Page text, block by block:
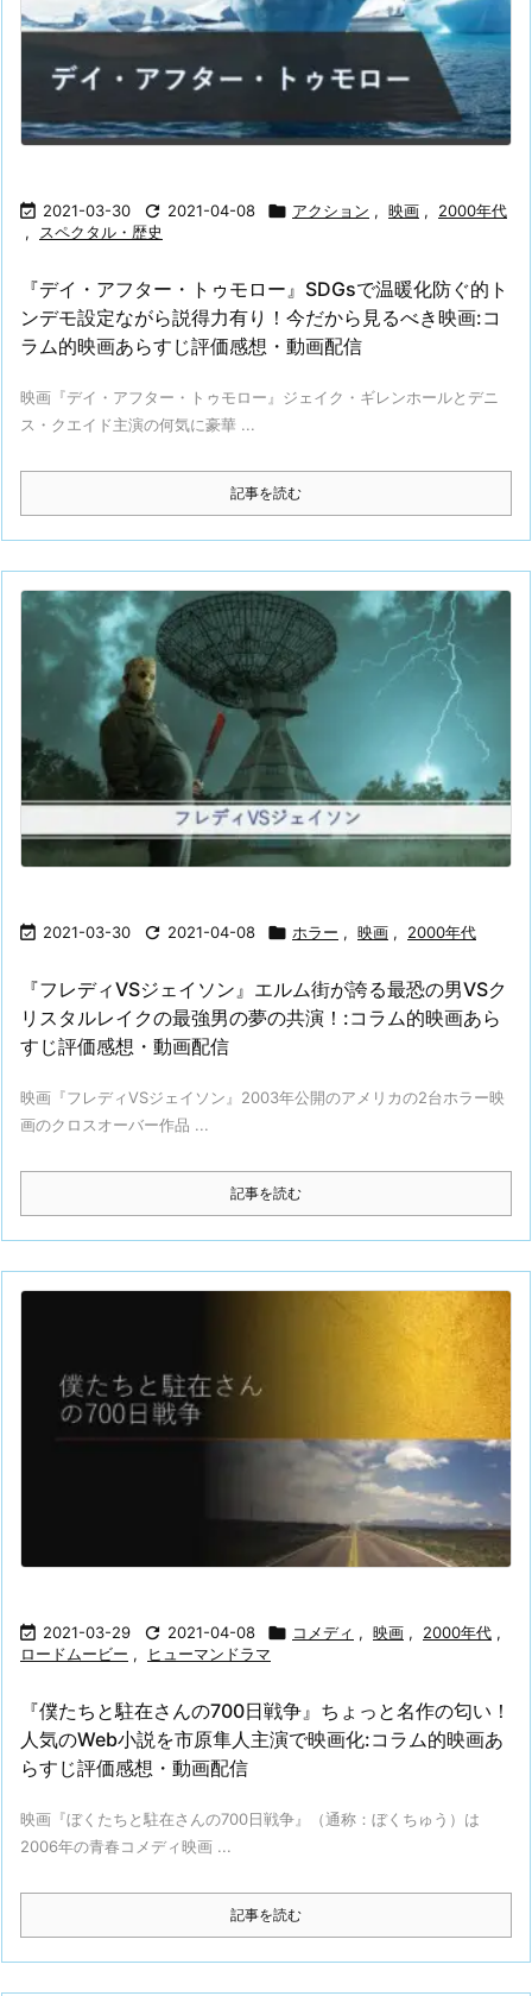
 2021-03-30  2021-04-08  アクション , 映画 ,
2000年代
,
スペクタル・歴史
『デイ・アフター・トゥモロー』SDGsで温暖化防ぐ的ト
ンデモ設定ながら説得力有り！今だから見るべき映画:コ
ラム的映画あらすじ評価感想・動画配信
映画『デイ・アフター・トゥモロー』ジェイク・ギレンホールとデニ
ス・クエイド主演の何気に豪華 ...
記事を読む
 2021-03-30  2021-04-08  ホラー , 映画 , 2000年代
『フレディVSジェイソン』エルム街が誇る最恐の男VSク
リスタルレイクの最強男の夢の共演！:コラム的映画あら
すじ評価感想・動画配信
映画『フレディVSジェイソン』2003年公開のアメリカの2台ホラー映
画のクロスオーバー作品 ...
記事を読む
 2021-03-29  2021-04-08  コメディ , 映画 , 2000年代 ,
ロードムービー , ヒューマンドラマ
『僕たちと駐在さんの700日戦争』ちょっと名作の匂い！
人気のWeb小説を市原隼人主演で映画化:コラム的映画あ
らすじ評価感想・動画配信
映画『ぼくたちと駐在さんの700日戦争』（通称：ぼくちゅう）は
2006年の青春コメディ映画 ...
記事を読む